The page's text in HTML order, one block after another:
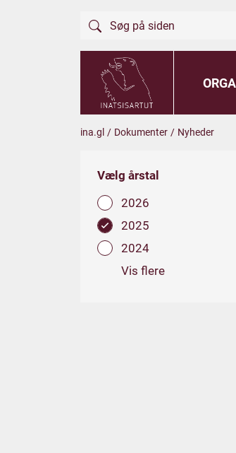
ina.gl / Dokumenter / Nyheder
Vælg årstal
2026
2025
2024
Vis flere